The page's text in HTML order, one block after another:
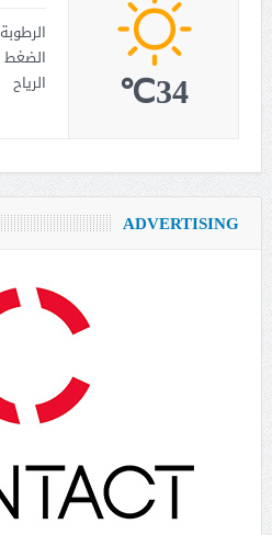
الرطوبة
الضغط
الرياح
34℃
ADVERTISING